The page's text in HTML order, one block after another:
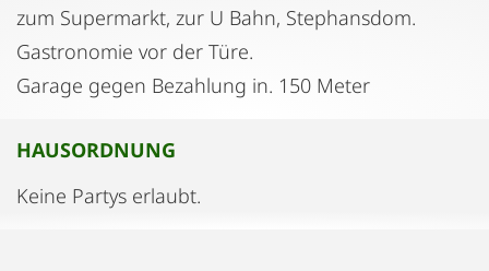
zum Supermarkt, zur U Bahn, Stephansdom.
Gastronomie vor der Türe.
Garage gegen Bezahlung in. 150 Meter
HAUSORDNUNG
Keine Partys erlaubt.